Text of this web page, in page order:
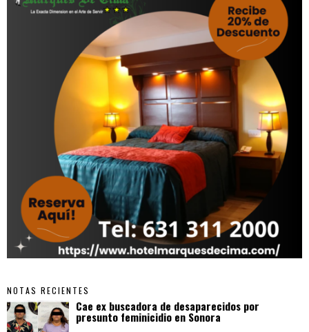
NOTAS RECIENTES
Cae ex buscadora de desaparecidos por
presunto feminicidio en Sonora